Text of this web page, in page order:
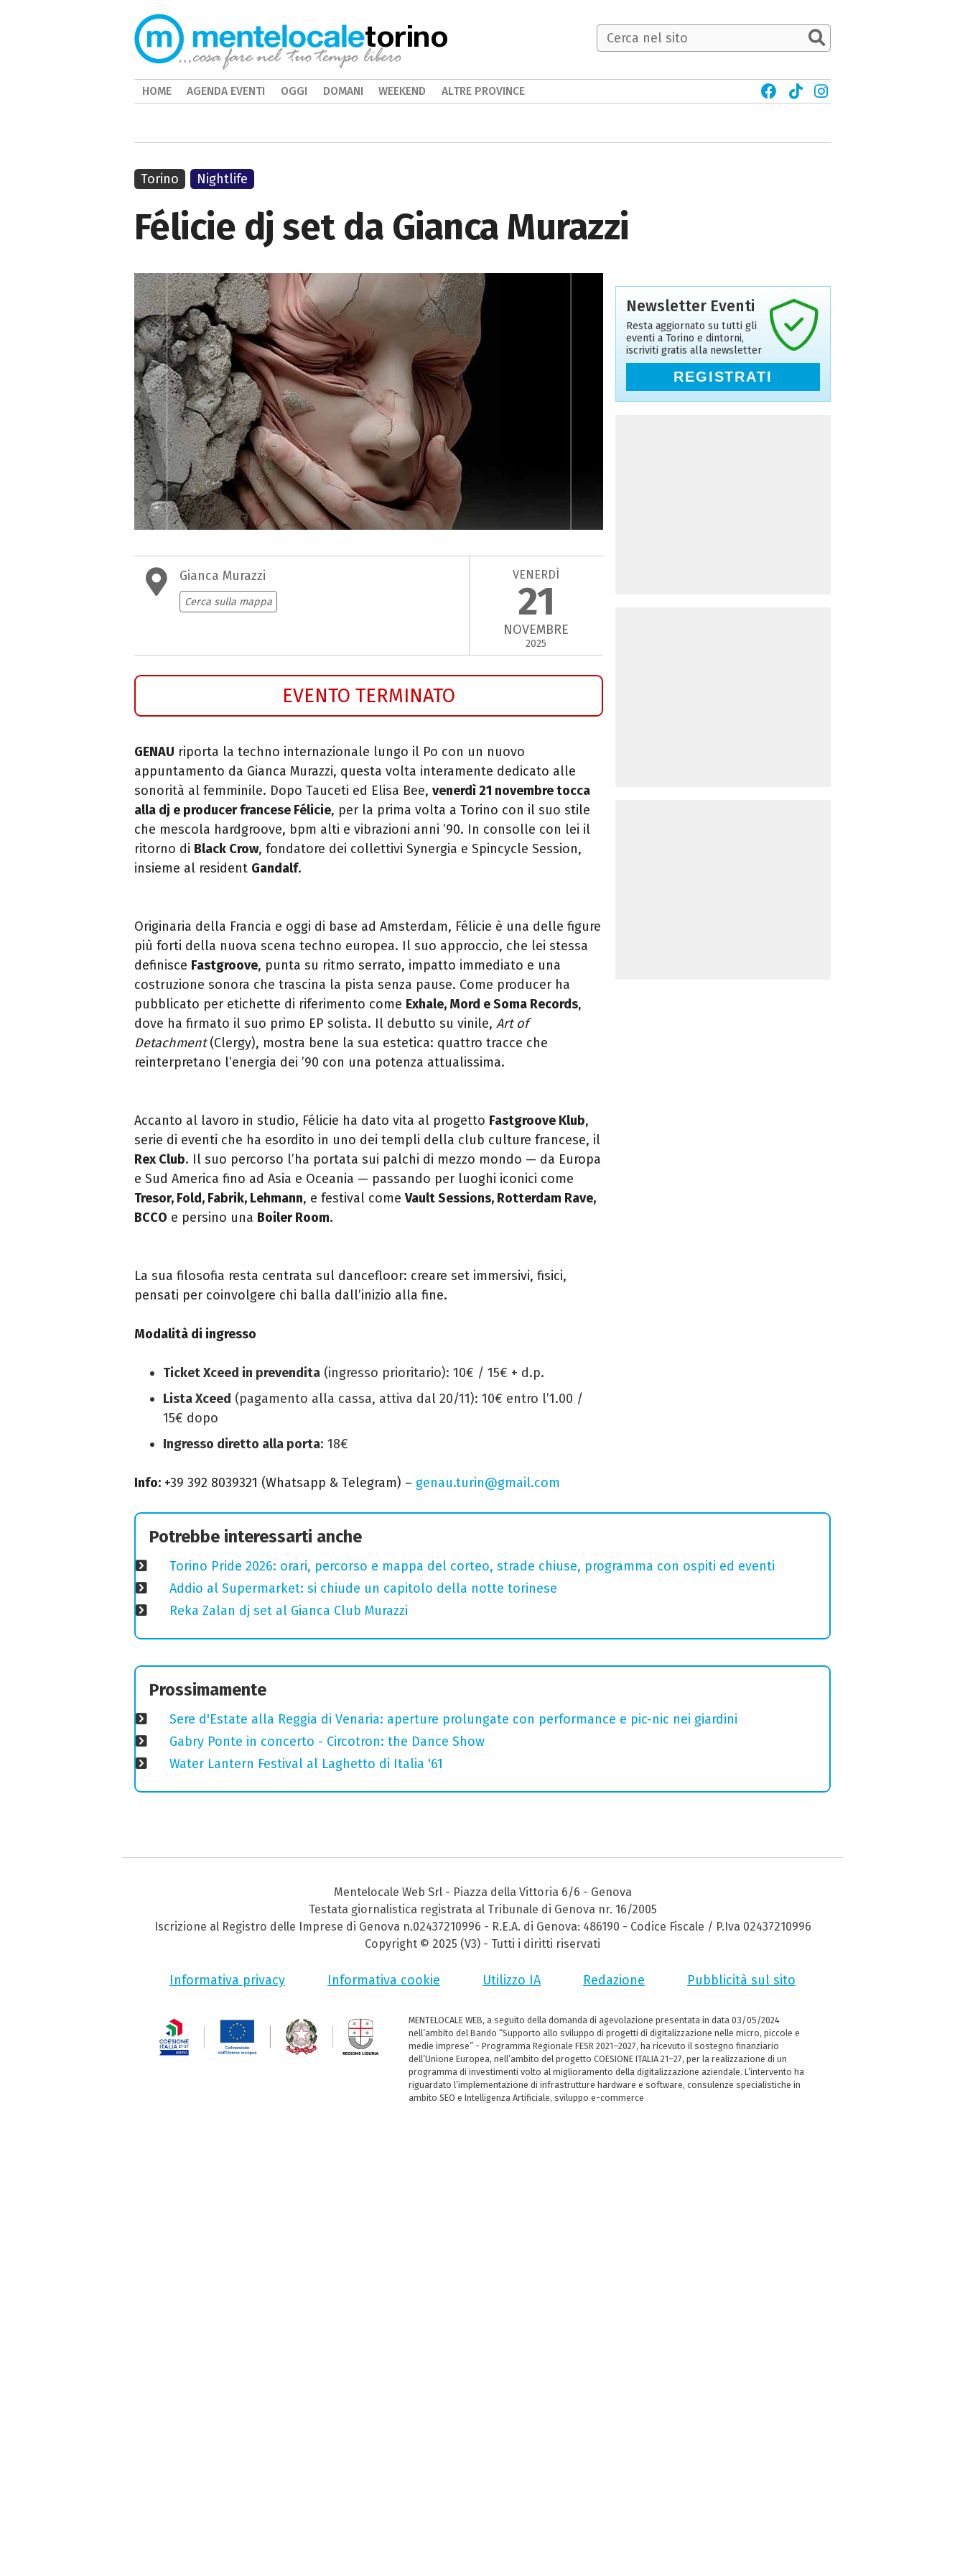
Félicie dj set da Gianca Murazzi
Gianca Murazzi
Cerca sulla mappa
VENERDÌ
21
NOVEMBRE
2025
EVENTO TERMINATO
GENAU riporta la techno internazionale lungo il Po con un nuovo
appuntamento da Gianca Murazzi, questa volta interamente dedicato alle
sonorità al femminile. Dopo Tauceti ed Elisa Bee, venerdì 21 novembre tocca
alla dj e producer francese Félicie, per la prima volta a Torino con il suo stile
che mescola hardgroove, bpm alti e vibrazioni anni ’90. In consolle con lei il
ritorno di Black Crow, fondatore dei collettivi Synergia e Spincycle Session,
insieme al resident Gandalf.
Originaria della Francia e oggi di base ad Amsterdam, Félicie è una delle figure
più forti della nuova scena techno europea. Il suo approccio, che lei stessa
definisce Fastgroove, punta su ritmo serrato, impatto immediato e una
costruzione sonora che trascina la pista senza pause. Come producer ha
pubblicato per etichette di riferimento come Exhale, Mord e Soma Records,
dove ha firmato il suo primo EP solista. Il debutto su vinile, Art of
Detachment(Clergy), mostra bene la sua estetica: quattro tracce che
reinterpretano l’energia dei ’90 con una potenza attualissima.
Accanto al lavoro in studio, Félicie ha dato vita al progetto Fastgroove Klub,
serie di eventi che ha esordito in uno dei templi della club culture francese, il
Rex Club. Il suo percorso l’ha portata sui palchi di mezzo mondo — da Europa
e Sud America fino ad Asia e Oceania — passando per luoghi iconici come
Tresor, Fold, Fabrik, Lehmann, e festival come Vault Sessions, Rotterdam Rave,
BCCO e persino una Boiler Room.
La sua filosofia resta centrata sul dancefloor: creare set immersivi, fisici,
pensati per coinvolgere chi balla dall’inizio alla fine.
Modalità di ingresso
Ticket Xceed in prevendita (ingresso prioritario): 10€ / 15€ + d.p.
Lista Xceed (pagamento alla cassa, attiva dal 20/11): 10€ entro l’1.00 /
15€ dopo
Ingresso diretto alla porta: 18€
Info: +39 392 8039321 (Whatsapp & Telegram) – genau.turin@gmail.com
Torino Nightlife
Newsletter Eventi
Resta aggiornato su tutti gli
eventi a Torino e dintorni,
iscriviti gratis alla newsletter
REGISTRATI
Potrebbe interessarti anche
Torino Pride 2026: orari, percorso e mappa del corteo, strade chiuse, programma con ospiti ed eventi
Addio al Supermarket: si chiude un capitolo della notte torinese
Reka Zalan dj set al Gianca Club Murazzi
Prossimamente
Sere d'Estate alla Reggia di Venaria: aperture prolungate con performance e pic-nic nei giardini
Gabry Ponte in concerto - Circotron: the Dance Show
Water Lantern Festival al Laghetto di Italia '61
torino
HOME AGENDA EVENTI OGGI DOMANI WEEKEND ALTRE PROVINCE
Mentelocale Web Srl - Piazza della Vittoria 6/6 - Genova
Testata giornalistica registrata al Tribunale di Genova nr. 16/2005
Iscrizione al Registro delle Imprese di Genova n.02437210996 - R.E.A. di Genova: 486190 - Codice Fiscale / P.Iva 02437210996
Copyright © 2025 (V3) - Tutti i diritti riservati
Informativa privacy Informativa cookie Utilizzo IA Redazione Pubblicità sul sito
MENTELOCALE WEB, a seguito della domanda di agevolazione presentata in data 03/05/2024
nell’ambito del Bando “Supporto allo sviluppo di progetti di digitalizzazione nelle micro, piccole e
medie imprese” - Programma Regionale FESR 2021–2027, ha ricevuto il sostegno finanziario
dell’Unione Europea, nell’ambito del progetto COESIONE ITALIA 21–27, per la realizzazione di un
programma di investimenti volto al miglioramento della digitalizzazione aziendale. L’intervento ha
riguardato l’implementazione di infrastrutture hardware e software, consulenze specialistiche in
ambito SEO e Intelligenza Artificiale, sviluppo e-commerce